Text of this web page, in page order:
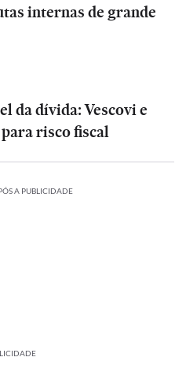
internas de grande
da dívida: Vescovi e
risco fiscal
A PUBLICIDADE